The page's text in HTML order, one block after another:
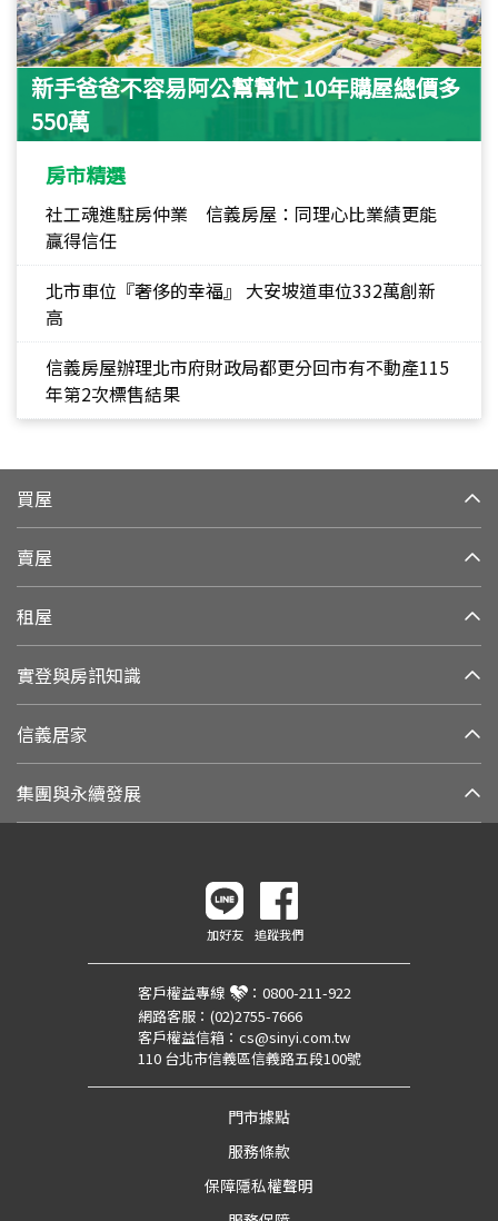
新手爸爸不容易阿公幫幫忙 10年購屋總價多
550萬
房市精選
社工魂進駐房仲業 信義房屋：同理心比業績更能
贏得信任
北市車位『奢侈的幸福』 大安坡道車位332萬創新
高
信義房屋辦理北市府財政局都更分回市有不動產115
年第2次標售結果
買屋
賣屋
租屋
實登與房訊知識
信義居家
集團與永續發展
加好友 追蹤我們
客戶權益專線 ： 0800-211-922
網路客服： (02)2755-7666
客戶權益信箱： cs@sinyi.com.tw
110 台北市信義區信義路五段100號
門市據點
服務條款
保障隱私權聲明